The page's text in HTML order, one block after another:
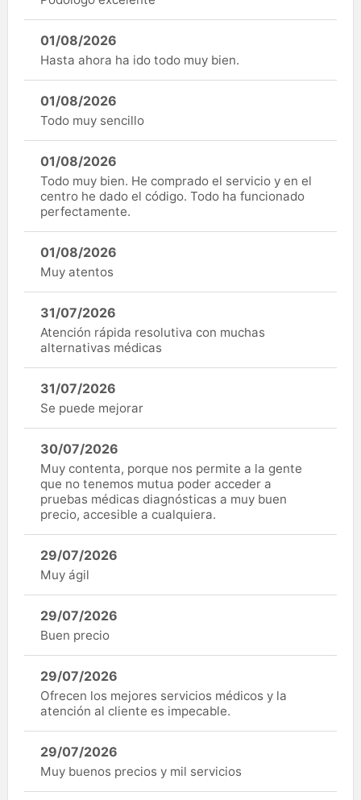
01/08/2026
Hasta ahora ha ido todo muy bien.
01/08/2026
Todo muy sencillo
01/08/2026
Todo muy bien. He comprado el servicio y en el
centro he dado el código. Todo ha funcionado
perfectamente.
01/08/2026
Muy atentos
31/07/2026
Atención rápida resolutiva con muchas
alternativas médicas
31/07/2026
Se puede mejorar
30/07/2026
Muy contenta, porque nos permite a la gente
que no tenemos mutua poder acceder a
pruebas médicas diagnósticas a muy buen
precio, accesible a cualquiera.
29/07/2026
Muy ágil
29/07/2026
Buen precio
29/07/2026
Ofrecen los mejores servicios médicos y la
atención al cliente es impecable.
29/07/2026
Muy buenos precios y mil servicios